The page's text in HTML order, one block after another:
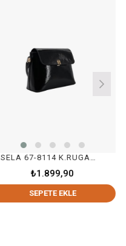
SOSELA 67-8114 K.RUGAN SİYAH
EKLE
SOSELA